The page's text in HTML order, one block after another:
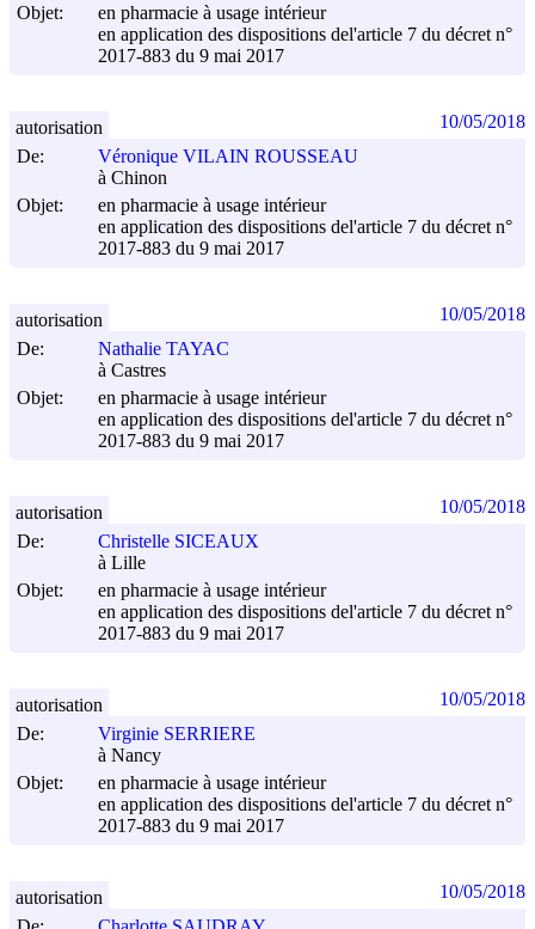
Objet:
en pharmacie à usage intérieur
en application des dispositions del'article 7 du décret n°
2017-883 du 9 mai 2017
De:
Véronique VILAIN ROUSSEAU
à Chinon
Objet:
en pharmacie à usage intérieur
en application des dispositions del'article 7 du décret n°
2017-883 du 9 mai 2017
autorisation 10/05/2018
De:
Nathalie TAYAC
à Castres
Objet:
en pharmacie à usage intérieur
en application des dispositions del'article 7 du décret n°
2017-883 du 9 mai 2017
autorisation 10/05/2018
De:
Christelle SICEAUX
à Lille
Objet:
en pharmacie à usage intérieur
en application des dispositions del'article 7 du décret n°
2017-883 du 9 mai 2017
autorisation 10/05/2018
De:
Virginie SERRIERE
à Nancy
Objet:
en pharmacie à usage intérieur
en application des dispositions del'article 7 du décret n°
2017-883 du 9 mai 2017
autorisation 10/05/2018
autorisation 10/05/2018